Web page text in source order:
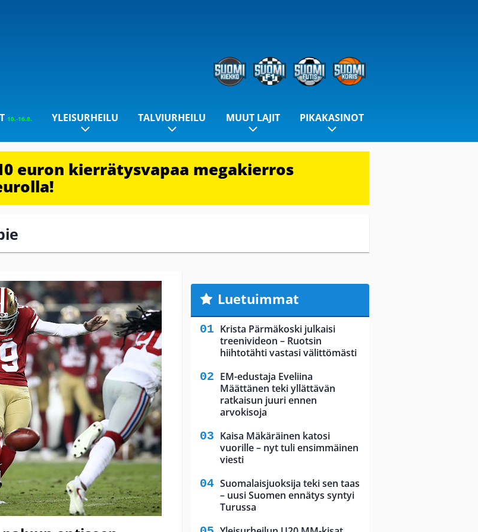
10.-16.8. YLEISURHEILU TALVIURHEILU MUUT LAJIT PIKAKASINOT
euron kierrätysvapaa megakierros
Luetuimmat
Krista Pärmäkoski julkaisi
treenivideon – Ruotsin
hiihtotähti vastasi välittömästi
EM-edustaja Eveliina
Määttänen teki yllättävän
ratkaisun juuri ennen
arvokisoja
Kaisa Mäkäräinen katosi
vuorille – nyt tuli ensimmäinen
viesti
Suomalaisjuoksija teki sen taas
– uusi Suomen ennätys syntyi
Turussa